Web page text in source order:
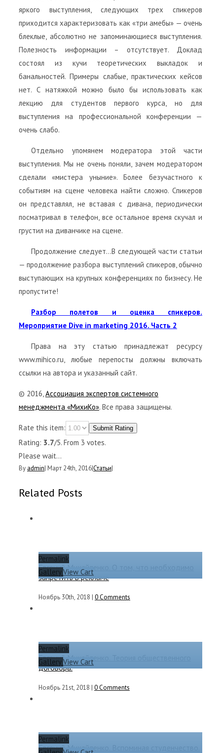
яркого выступления, следующих трех спикеров
приходится характеризовать как «три амебы» — очень
блеклые, абсолютно не запоминающиеся выступления.
Полезность информации – отсутствует. Доклад
состоял из кучи теоретических выкладок и
банальностей. Примеры слабые, практических кейсов
нет. С натяжкой можно было бы использовать как
лекцию для студентов первого курса, но для
выступления на профессиональной конференции —
очень слабо.
Отдельно упомянем модератора этой части
выступления. Мы не очень поняли, зачем модератором
сделали «мистера уныние». Более безучастного к
событиям на сцене человека найти сложно. Спикеров
он представлял, не вставая с дивана, периодически
посматривал в телефон, все остальное время скучал и
грустил на диванчике на сцене.
Продолжение следует…В следующей части статьи
— продолжение разбора выступлений спикеров, обычно
выступающих на крупных конференциях по бизнесу. Не
пропустите!
Разбор полетов и оценка спикеров.
Мероприятие Dive in marketing 2016. Часть 2
Права на эту статью принадлежат ресурсу
www.mihico.ru, любые перепосты должны включать
ссылки на автора и указанный сайт.
© 2016, Ассоциация экспертов системного
менеджмента «МихиКо». Все права защищены.
Rate this item: Submit Rating
Rating: 3.7/5. From 3 votes.
Please wait...
By admin| Март 24th, 2016|Статьи|
Related Posts
Permalink
GalleryView Cart
Евгений Михайленко. О том, что необходимо
запретить в рекламе
Ноябрь 30th, 2018 | 0 Comments
Permalink
GalleryView Cart
Евгений Михайленко. Теория общественного
договора.
Ноябрь 21st, 2018 | 0 Comments
Permalink
Евгений Михайленко. Вспоминая студенчество.